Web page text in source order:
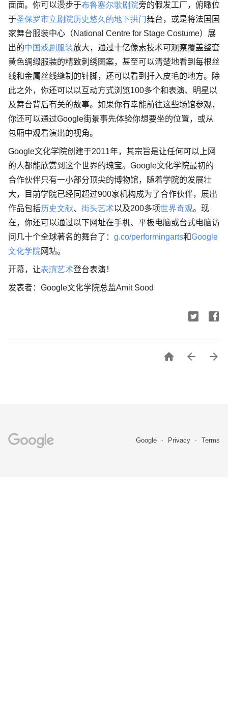
面面。你可以漫步于布鲁塞尔歌剧院旁的假发工厂，俯瞰位
于圣保罗市立剧院历史悠久的地下拱门舞台，或是将法国国
家舞台服装中心（National Centre for Stage Costume）展
出的中国戏剧服装放大，通过十亿像素技术可观察覆盖整套
黄色绸缎服装的精致刺绣图案，甚至可以清楚地看到每根丝
线和金属丝线缝制的针脚，还可以看到扦入皮毛的地方。除
此之外，你还可以以互动方式浏览100多个和表演、明星以
及舞台背后有关的故事。如果你有幸能前往这些场馆参观，
你还可以通过Google街景事先体验你想要坐的位置，或从
包厢中观看演出的视角。
Google文化学院创建于2011年，其宗旨是让任何可以上网
的人都能欣赏到这个世界的瑰宝。 Google文化学院最初的
合作伙伴只有一小部分顶尖的博物馆，随着学院的发展壮
大，目前学院已经同超过900家机构成为了合作伙伴，展出
作品包括历史文献、 街头艺术以及200多项世界奇观。现
在，你还可以通过以下网址在手机、平板电脑或台式电脑访
问几十个全球著名的舞台了： g.co/performingarts和Google
文化学院 网站。
开幕，让表演艺术登台表演！
发表者： Google文化学院总监Amit Sood
  
Google Privacy Terms